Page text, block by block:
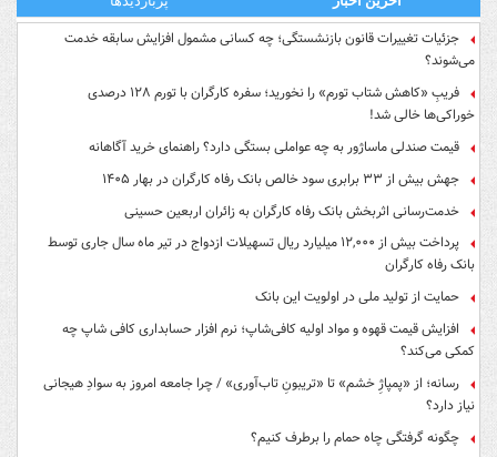
جزئیات تغییرات قانون بازنشستگی؛ چه کسانی مشمول افزایش سابقه خدمت
می‌شوند؟
فریبِ «کاهش شتاب تورم» را نخورید؛ سفره کارگران با تورم ۱۲۸ درصدی
خوراکی‌ها خالی شد!
قیمت صندلی ماساژور به چه عواملی بستگی دارد؟ راهنمای خرید آگاهانه
جهش بیش از ۳۳ برابری سود خالص بانک رفاه کارگران در بهار ۱۴۰۵
خدمت‌رسانی اثربخش بانک رفاه کارگران به زائران اربعین حسینی
پرداخت بیش از ۱۲,۰۰۰ میلیارد ریال تسهیلات ازدواج در تیر ماه سال جاری توسط
بانک رفاه کارگران
حمایت از تولید ملی در اولویت این بانک
افزایش قیمت قهوه و مواد اولیه کافی‌شاپ؛ نرم افزار حسابداری کافی شاپ چه
کمکی می‌کند؟
رسانه؛ از «پمپاژِ خشم» تا «تریبونِ تاب‌آوری» / چرا جامعه امروز به سوادِ هیجانی
نیاز دارد؟
چگونه گرفتگی چاه حمام را برطرف کنیم؟